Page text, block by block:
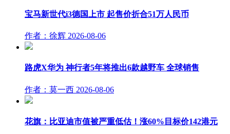
宝马新世代i3德国上市 起售价折合51万人民币
作者：徐辉 2026-08-06
路虎X华为 神行者5年将推出6款越野车 全球销售
作者：莫一西 2026-08-06
花旗：比亚迪市值被严重低估！涨60%目标价142港元